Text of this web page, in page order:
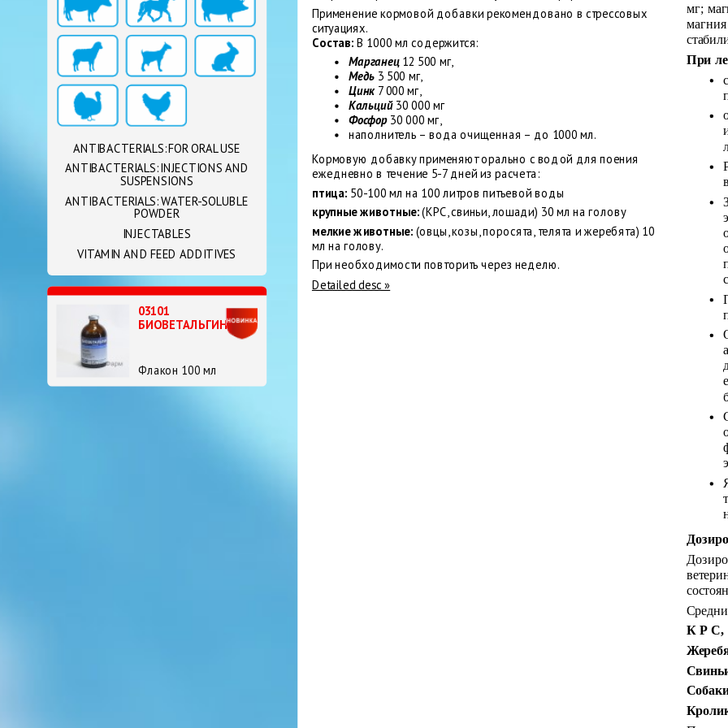
ANTIBACTERIALS: FOR ORAL USE
ANTIBACTERIALS: INJECTIONS AND
SUSPENSIONS
ANTIBACTERIALS: WATER-SOLUBLE
POWDER
INJECTABLES
VITAMIN AND FEED ADDITIVES
03101
БИОВЕТАЛЬГИН
Флакон 100 мл
Применение кормовой добавки рекомендовано в стрессовых
ситуациях.
Состав: В 1000 мл содержится:
Марганец 12 500 мг,
Медь 3 500 мг,
Цинк 7 000 мг,
Кальций 30 000 мг
Фосфор30 000 мг,
наполнитель – вода очищенная – до 1000 мл.
Кормовую добавку применяют орально с водой для поения
ежедневно в течение 5-7 дней из расчета:
птица: 50-100 мл на 100 литров питьевой воды
крупные животные:(КРС, свиньи, лошади) 30 мл на голову
мелкие животные: (овцы, козы, поросята, телята и жеребята) 10
мл на голову.
При необходимости повторить через неделю.
Detailed desc »
мг;
При
К Р С,